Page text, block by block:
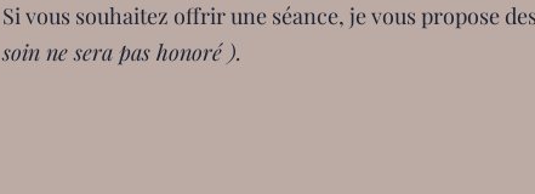
Si vous souhaitez offrir une séance, je vous propose
soin ne sera pas honoré ).